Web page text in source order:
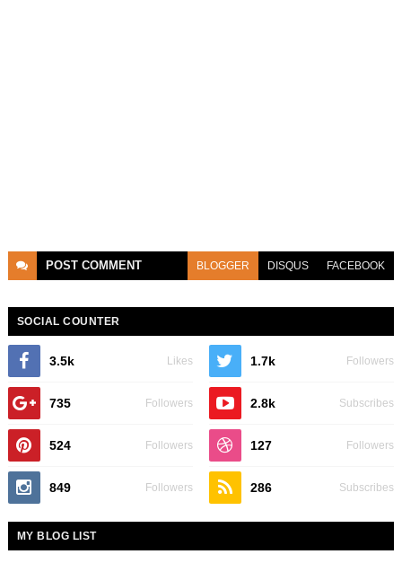
POST COMMENT BLOGGER DISQUS FACEBOOK
SOCIAL COUNTER
3.5k Likes 1.7k Followers
735 Followers 2.8k Subscribes
524 Followers 127 Followers
849 Followers 286 Subscribes
MY BLOG LIST